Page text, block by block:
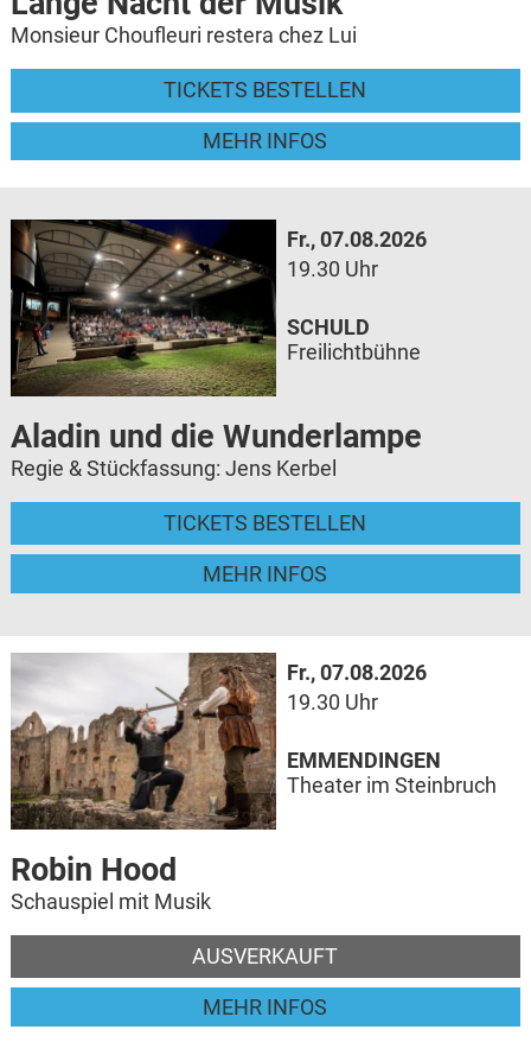
Monsieur Choufleuri restera chez Lui
TICKETS BESTELLEN
MEHR INFOS
Fr., 07.08.2026
19.30 Uhr
Aladin und die Wunderlampe
Regie & Stückfassung: Jens Kerbel
TICKETS BESTELLEN
MEHR INFOS
SCHULD
Freilichtbühne
Fr., 07.08.2026
19.30 Uhr
Robin Hood
Schauspiel mit Musik
AUSVERKAUFT
MEHR INFOS
EMMENDINGEN
Theater im Steinbruch